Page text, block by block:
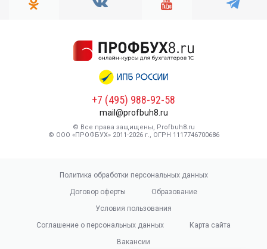
+7 (495) 988-92-58
mail@profbuh8.ru
© Все права защищены, Profbuh8.ru
© ООО «ПРОФБУХ» 2011-2026 г., ОГРН 1117746700686
Политика обработки персональных данных
Договор оферты
Образование
Условия пользования
Соглашение о персональных данных
Карта сайта
Вакансии